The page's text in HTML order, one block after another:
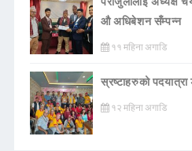
औ अधिबेशन सँम्पन्न
११ महिना अगाडि
स्रष्टाहरुको
१२ महिना अगाडि